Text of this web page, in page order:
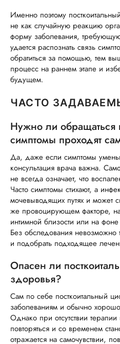
Именно поэтому
не как случайную реакцию
форму заболевания,
удается распознать связь
обратиться за помощью, тем
процесс на раннем этапе и
будущем.
ЧАСТО
Нужно ли обращаться
симптомы проходят
Да, даже если симптомы
консультация врача важна.
не всегда означает, что
Часто симптомы стихают, а
мочевыводящих путях и может
же провоцирующем факторе,
интимной близости или на
Без обследования невозможно
и подобрать подходящее
Опасен ли
здоровья?
Сам по себе посткоитальный
заболеваниям и обычно
Однако при отсутствии
повторяться и со временем
отражается на самочувствии,